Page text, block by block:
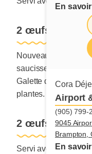
En
Cora
Airport
(905) 799-
9045
Brampton,
En
2 œufs avec un
Nouveau jambon
saucisses ou
Galette de végé-
plantes.
2 œufs avec
Servi avec rôties.